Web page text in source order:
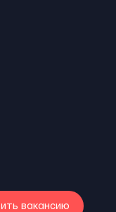
вакансию